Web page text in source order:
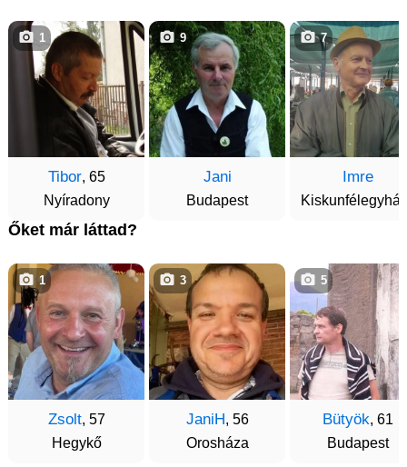
Tibor, 65
Nyíradony
1
Jani
Budapest
9
Imre
7
Őket már láttad?
Zsolt, 57
Hegykő
1
JaniH, 56
Orosháza
3
Bütyök, 61
Budapest
5